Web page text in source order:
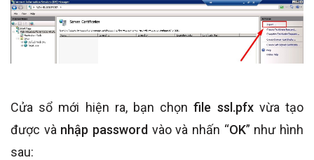
Cửa sổ mới hiện ra, bạn chọnfile ssl.pfxvừa tạo
được và nhập password vào và nhấn “OK” như hình
sau: